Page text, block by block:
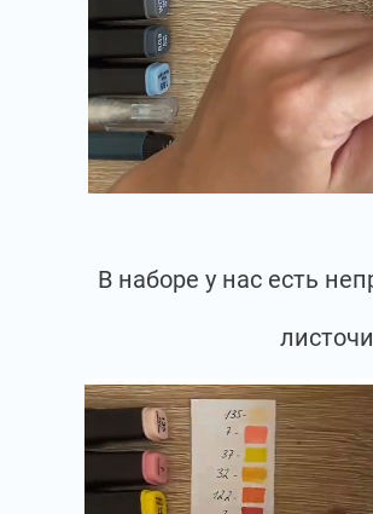
В наборе у нас есть